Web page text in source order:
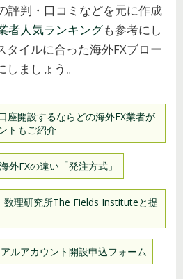
評判・口コミなどを元に作成
者人気ランキングも参考にし
タイルに合った海外FXブロー
ましょう。
座開設するならどの海外FX業者が
トもご紹介
外FXの違い「発注方式」
数理研究所The Fields Instituteと提
ルアカウント開設申込フォーム